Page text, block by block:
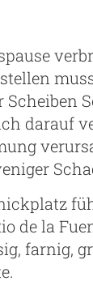
Scheiben
darauf
de la
farnig,